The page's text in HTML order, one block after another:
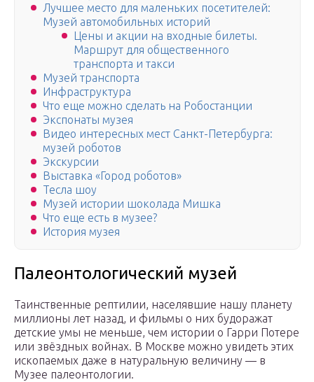
Лучшее место для маленьких посетителей:
Музей автомобильных историй
Цены и акции на входные билеты.
Маршрут для общественного
транспорта и такси
Музей транспорта
Инфраструктура
Что еще можно сделать на Робостанции
Экспонаты музея
Видео интересных мест Санкт-Петербурга:
музей роботов
Экскурсии
Выставка «Город роботов»
Тесла шоу
Музей истории шоколада Мишка
Что еще есть в музее?
История музея
Палеонтологический музей
Таинственные рептилии, населявшие нашу планету
миллионы лет назад, и фильмы о них будоражат
детские умы не меньше, чем истории о Гарри Потере
или звёздных войнах. В Москве можно увидеть этих
ископаемых даже в натуральную величину — в
Музее палеонтологии.